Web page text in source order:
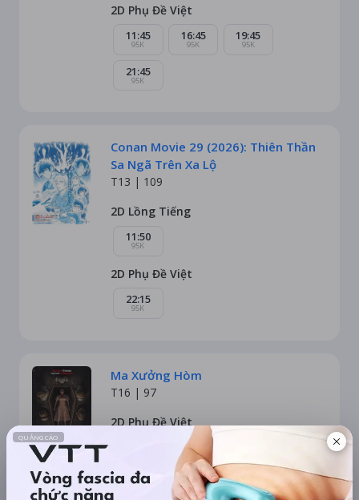
2D Phụ Đề Việt
11:45
95K
16:45
95K
19:45
95K
21:45
95K
Conan Movie 29 (2026): Thiên Thần
Sa Ngã Trên Xa Lộ
T13 | 109
2D Lồng Tiếng
11:50
95K
2D Phụ Đề Việt
22:15
95K
Ma Xưởng Hòm
T16 | 97
2D Phụ Đề Việt